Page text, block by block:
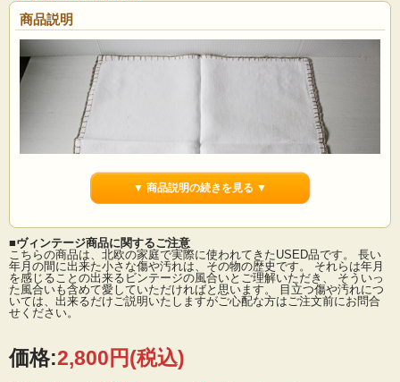
商品説明
デンマークで見つけた手刺繍の正方形のクロスです。麻地に、糸を抜いてレース
模様に刺繍、そして縁周りにも繊細なかぎ針編みで飾られています。丁寧で手間
のかかった作品です。ホワイト×グレーベージュの上品な雰囲気で、ヴィンテージ
■デザイン：ハンドメイド
■サイズ：40×40cm
▼ 商品説明の続きを見る ▼
■ヴィンテージ商品に関するご注意
こちらの商品は、北欧の家庭で実際に使われてきたUSED品です。 長い
年月の間に出来た小さな傷や汚れは、その物の歴史です。 それらは年月
を感じることの出来るビンテージの風合いとご理解いただき、 そういっ
た風合いも含めて愛していただければと思います。 目立つ傷や汚れにつ
いては、出来るだけご説明いたしますがご心配な方はご注文前にお問合
せください。
価格:2,800円(税込)